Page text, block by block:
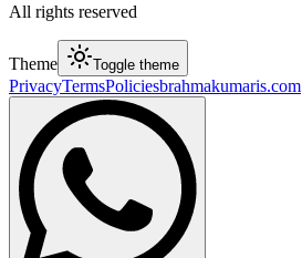
All rights reserved
Theme Toggle theme
PrivacyTermsPoliciesbrahmakumaris.com